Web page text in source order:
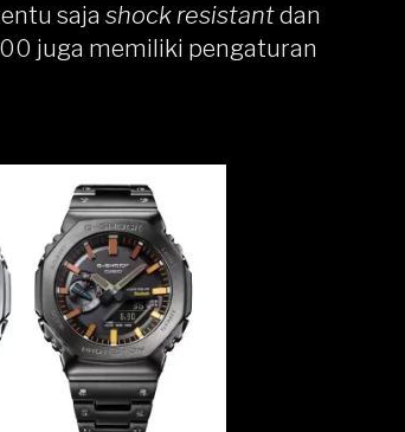
saja shock resistantdan
juga memiliki pengaturan